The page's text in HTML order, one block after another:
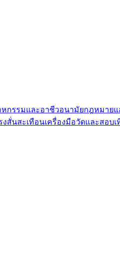
หกรรมและอาชีวอนามัยกฎหมายแ
งสั่นสะเทือนเครื่องมือวัดและสอบเ